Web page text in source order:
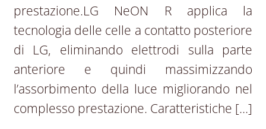
prestazione.LG NeON R applica la
tecnologia delle celle a contatto posteriore
di LG, eliminando elettrodi sulla parte
anteriore e quindi massimizzando
l’assorbimento della luce migliorando nel
complesso prestazione. Caratteristiche […]